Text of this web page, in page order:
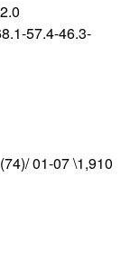
57.4-46.3-
01-07 \1,910